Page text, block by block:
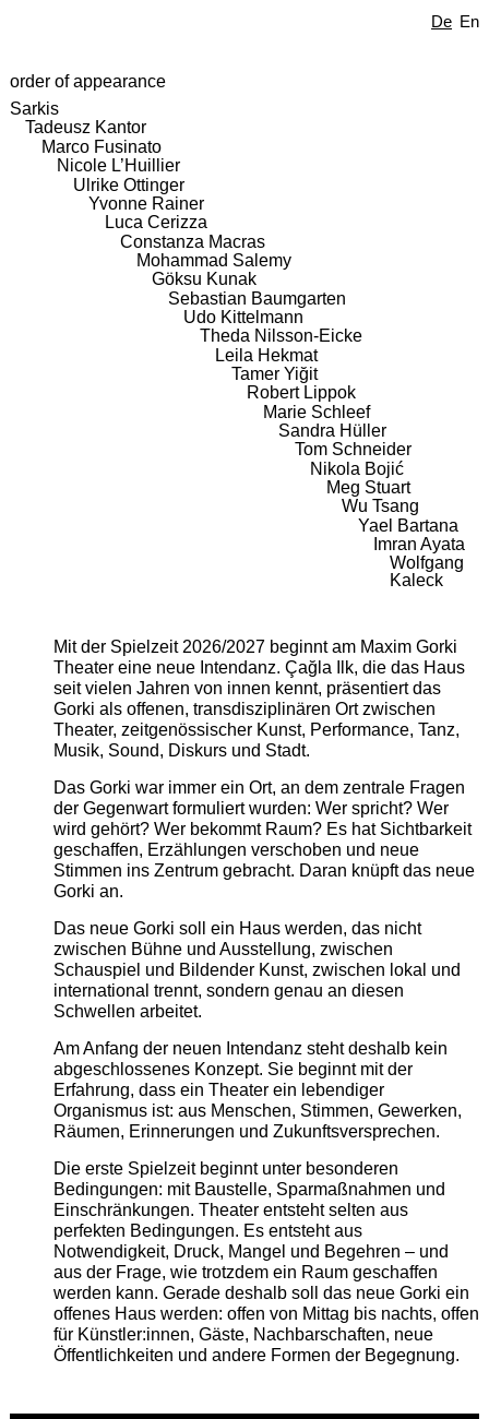
De En
order of appearance
Sarkis
Tadeusz Kantor
Marco Fusinato
Nicole L’Huillier
Ulrike Ottinger
Yvonne Rainer
Luca Cerizza
Constanza Macras
Mohammad Salemy
Göksu Kunak
Sebastian Baumgarten
Udo Kittelmann
Theda Nilsson-Eicke
Leila Hekmat
Tamer Yiğit
Robert Lippok
Marie Schleef
Sandra Hüller
Tom Schneider
Nikola Bojić
Meg Stuart
Wu Tsang
Yael Bartana
Imran Ayata
Wolfgang
Kaleck
Mit der Spielzeit 2026/2027 beginnt am Maxim Gorki
Theater eine neue Intendanz. Çağla Ilk, die das Haus
seit vielen Jahren von innen kennt, präsentiert das
Gorki als offenen, transdisziplinären Ort zwischen
Theater, zeitgenössischer Kunst, Performance, Tanz,
Musik, Sound, Diskurs und Stadt.
Das Gorki war immer ein Ort, an dem zentrale Fragen
der Gegenwart formuliert wurden: Wer spricht? Wer
wird gehört? Wer bekommt Raum? Es hat Sichtbarkeit
geschaffen, Erzählungen verschoben und neue
Stimmen ins Zentrum gebracht. Daran knüpft das neue
Gorki an.
Das neue Gorki soll ein Haus werden, das nicht
zwischen Bühne und Ausstellung, zwischen
Schauspiel und Bildender Kunst, zwischen lokal und
international trennt, sondern genau an diesen
Schwellen arbeitet.
Am Anfang der neuen Intendanz steht deshalb kein
abgeschlossenes Konzept. Sie beginnt mit der
Erfahrung, dass ein Theater ein lebendiger
Organismus ist: aus Menschen, Stimmen, Gewerken,
Räumen, Erinnerungen und Zukunftsversprechen.
Die erste Spielzeit beginnt unter besonderen
Bedingungen: mit Baustelle, Sparmaßnahmen und
Einschränkungen. Theater entsteht selten aus
perfekten Bedingungen. Es entsteht aus
Notwendigkeit, Druck, Mangel und Begehren – und
aus der Frage, wie trotzdem ein Raum geschaffen
werden kann. Gerade deshalb soll das neue Gorki ein
offenes Haus werden: offen von Mittag bis nachts, offen
für Künstler:innen, Gäste, Nachbarschaften, neue
Öffentlichkeiten und andere Formen der Begegnung.